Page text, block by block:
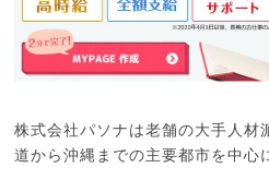
株式会社パソナは老舗の大手人材
道から沖縄までの主要都市を中心